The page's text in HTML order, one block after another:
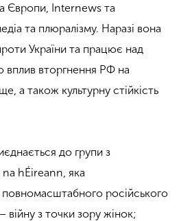
Європи, Internews та
та плюралізму. Наразі вона
України та працює над
вплив вторгнення РФ на
а також культурну стійкість
до групи з
na hÉireann, яка
російського
війну з точки зору жінок;